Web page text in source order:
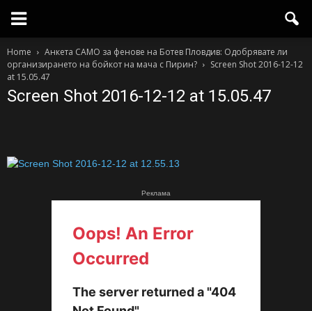
Home
Анкета САМО за фенове на Ботев Пловдив: Одобрявате ли
организирането на бойкот на мача с Пирин?
Screen Shot 2016-12-12
at 15.05.47
Screen Shot 2016-12-12 at 15.05.47
Реклама